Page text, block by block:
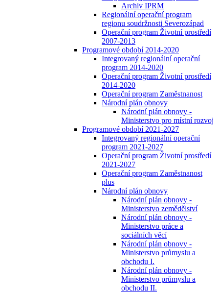
Archiv IPRM
Regionální operační program
regionu soudržnosti Severozápad
Operační program Životní prostředí
2007-2013
Programové období 2014-2020
Integrovaný regionální operační
program 2014-2020
Operační program Životní prostředí
2014-2020
Operační program Zaměstnanost
Národní plán obnovy
Národní plán obnovy -
Ministerstvo pro místní rozvoj
Programové období 2021-2027
Integrovaný regionální operační
program 2021-2027
Operační program Životní prostředí
2021-2027
Operační program Zaměstnanost
plus
Národní plán obnovy
Národní plán obnovy -
Ministerstvo zemědělství
Národní plán obnovy -
Ministerstvo práce a
sociálních věcí
Národní plán obnovy -
Ministerstvo průmyslu a
obchodu I.
Národní plán obnovy -
Ministerstvo průmyslu a
obchodu II.